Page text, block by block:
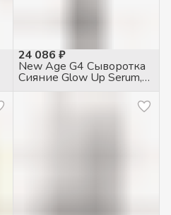
24 086 ₽
New Age G4 Сыворотка
Сияние Glow Up Serum,